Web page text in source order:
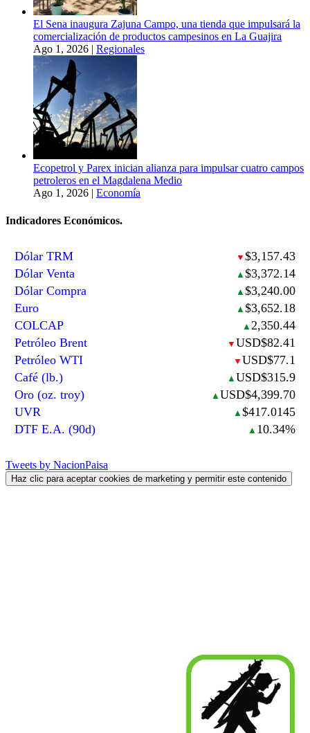
El Sena inaugura Zajuna Campo, una tienda que impulsará la
comercialización de productos campesinos en La Guajira
Ago 1, 2026 | Regionales
Ecopetrol y Parex inician alianza para impulsar cuatro campos
petroleros en el Magdalena Medio
Ago 1, 2026 | Economía
Indicadores Económicos.
Dólar TRM ▼ $3,157.43
Dólar Venta
▲ $3,372.14
Dólar Compra
▲ $3,240.00
Euro
▲ $3,652.18
COLCAP
▲ 2,350.44
Petróleo Brent
▼ USD$82.41
Petróleo WTI
▼ USD$77.1
Café (lb.)
▲ USD$315.9
Oro (oz. troy)
▲ USD$4,399.70
UVR
▲ $417.0145
DTF E.A. (90d)
▲ 10.34%
Tweets by NacionPaisa
Haz clic para aceptar cookies de marketing y permitir este contenido